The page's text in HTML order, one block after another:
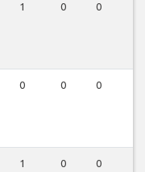
1 0 0
0 0 0
1 0 0